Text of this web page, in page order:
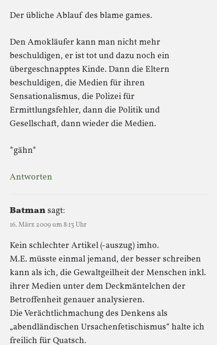
Der übliche Ablauf des blame games.
Den Amokläufer kann man nicht mehr
beschuldigen, er ist tot und dazu noch ein
übergeschnapptes Kinde. Dann die Eltern
beschuldigen, die Medien für ihren
Sensationalismus, die Polizei für
Ermittlungsfehler, dann die Politik und
Gesellschaft, dann wieder die Medien.
*gähn*
Antworten
Batmansagt:
16. März 2009 um 8:13 Uhr
Kein schlechter Artikel (-auszug) imho.
M.E. müsste einmal jemand, der besser schreiben
kann als ich, die Gewaltgeilheit der Menschen inkl.
ihrer Medien unter dem Deckmäntelchen der
Betroffenheit genauer analysieren.
Die Verächtlichmachung des Denkens als
„abendländischen Ursachenfetischismus“ halte ich
freilich für Quatsch.